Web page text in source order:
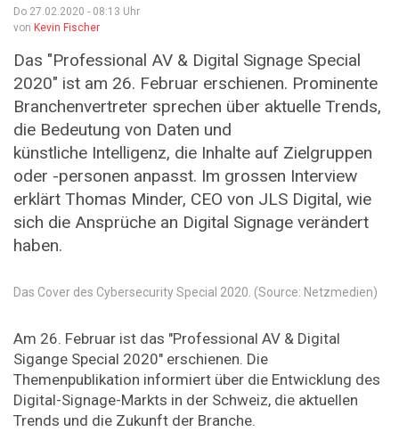
Do 27.02.2020 - 08:13 Uhr
von Kevin Fischer
Das "Professional AV & Digital Signage Special
2020" ist am 26. Februar erschienen. Prominente
Branchenvertreter sprechen über aktuelle Trends,
die Bedeutung von Daten und
künstliche Intelligenz, die Inhalte auf Zielgruppen
oder -personen anpasst. Im grossen Interview
erklärt Thomas Minder, CEO von JLS Digital, wie
sich die Ansprüche an Digital Signage verändert
haben.
Das Cover des Cybersecurity Special 2020. (Source: Netzmedien)
Am 26. Februar ist das "Professional AV & Digital
Sigange Special 2020" erschienen. Die
Themenpublikation informiert über die Entwicklung des
Digital-Signage-Markts in der Schweiz, die aktuellen
Trends und die Zukunft der Branche.